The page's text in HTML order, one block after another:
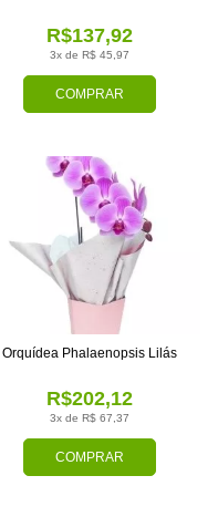
COMPRAR
3x de R$ 45,97
R$137,92
COMPRAR
3x de R$ 67,37
R$202,12
Orquídea Phalaenopsis Lilás